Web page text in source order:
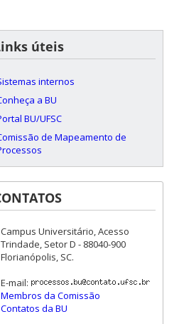
úteis
internos
a BU
BU/UFSC
de Mapeamento de
Campus Universitário, Acesso
Trindade, Setor D - 88040-900
Florianópolis, SC.
E-mail:
Membros da Comissão
Contatos da BU